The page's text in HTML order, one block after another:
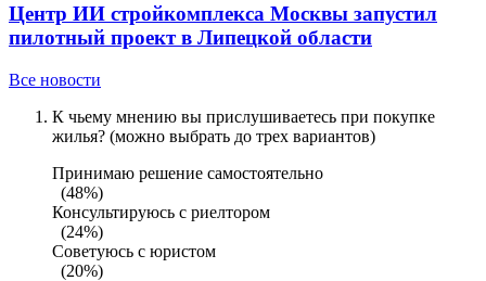
Центр ИИ стройкомплекса Москвы запустил
пилотный проект в Липецкой области
Все новости
К чьему мнению вы прислушиваетесь при покупке
жилья? (можно выбрать до трех вариантов)
Принимаю решение самостоятельно
(48%)
Консультируюсь с риелтором
(24%)
Советуюсь с юристом
(20%)